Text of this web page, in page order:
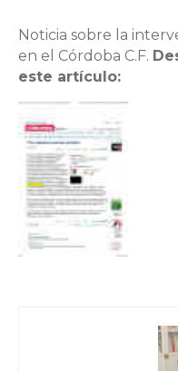
Noticia sobre la
en el Córdoba C.F.
este artículo: